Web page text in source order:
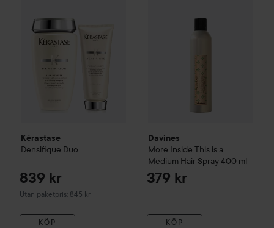
Kérastase
Densifique Duo
839 kr
Utan paketpris: 845 kr
KÖP
Davines
More Inside This is a
Medium Hair Spray400 ml
379 kr
KÖP